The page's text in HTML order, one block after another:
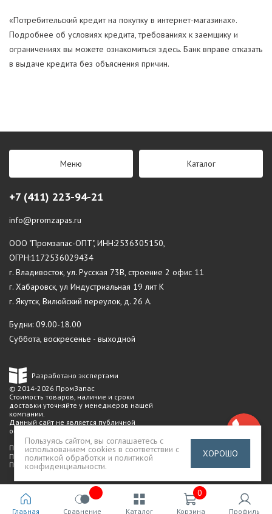
«Потребительский кредит на покупку в интернет-магазинах».
Подробнее об условиях кредита, требованиях к заемщику и
ограничениях вы можете ознакомиться здесь. Банк вправе отказать
в выдаче кредита без объяснения причин.
Главная Сравнение Каталог
0
Корзина Профиль
Меню Каталог
+7 (411) 223-94-21
info@promzapas.ru
ООО "Промзапас-ОПТ", ИНН:2536305150,
ОГРН:1172536029434
г. Владивосток, ул. Русская 73В, строение 2 офис 11
г. Хабаровск, ул Индустриальная 19 лит К
г. Якутск, Вилюйский переулок, д. 26 А.
Будни: 09.00-18.00
Суббота, воскресенье - выходной
Разработано экспертами
© 2014-2026 ПромЗапас
Стоимость товаров, наличие и сроки
доставки уточняйте у менеджеров нашей
компании.
Данный сайт не является публичной
офертой
Политика конфиденциальности
Пользовательское соглашение
Публичная оферта
Пользуясь сайтом, вы соглашаетесь с
использованием cookies в соответствии с
политикой обработки и политикой
конфиденциальности.
ХОРОШО